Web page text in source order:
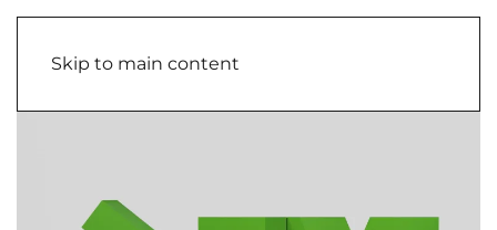
Skip to main content